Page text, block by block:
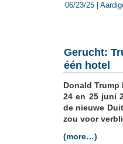
06/23/25
Gerucht:
één hotel
Donald
24 en 25 juni
de nieuwe
zou voor
(more…)